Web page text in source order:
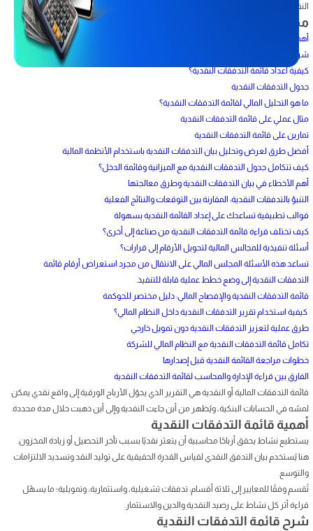
النقدية.
محتويات المقال
أهمية قائمة التدفقات النقدية
شرح قائمة التدفقات النقدية
كيفية اعداد قائمة التدفقات النقدية؟
جدول التدفقات النقدية
ما هو التحليل المالي لقائمة التدفقات النقدية؟
مثال عملي على قائمة التدفقات النقدية
تمارين على قائمة التدفقات النقدية
أفضل طرق لعرض وتحليل بيان التدفقات النقدية باستخدام الأنظمة المالية
كيف تتكامل جدول التدفقات النقدية مع الميزانية وقائمة الدخل؟
أهم الأخطاء في بيان التدفقات النقدية وطرق معالجتها
التنبؤ بالتدفقات النقدية: المقارنة بين التوقعات والنتائج الفعلية
قوالب تطبيقية تساعدك على إعداد القائمة النقدية بسهولة
كيف تختلف قراءة قائمة التدفقات النقدية من صناعة إلى أخرى؟
أسئلة تنفيذية للمجالس المالية لتحويل الأرقام إلى قرارات؟
تساعد هذه الأسئلة المجلس المالي على الانتقال من مجرد استعراض أرقام قائمة
التدفقات النقدية إلى وضع خطط عملية قابلة للتنفيذ.
قائمة التدفقات النقدية والإفصاح المالي: دليل مختصر للحوكمة
كيفية استخدام تقرير التدفقات النقدية داخل النظام المالي؟
طرق عملية لتعزيز التدفقات النقدية دون تمويل خارجي
تكامل قائمة التدفقات النقدية مع النظام المالي للشركة
خطوات مراجعة القائمة النقدية قبل إصدارها
الفارق بين قراءة الإدارة والمحاسب لقائمة التدفقات النقدية
قائمة التدفقات المالية أو النقدية هي التقرير الذي يحوّل الأرباح الورقية إلى واقع نقدي يمكن
لمسُه في الحسابات البنكية، ويُظهر من أين جاءت النقدية وإلى أين ذهبت خلال مدة محددة.
أهمية قائمة التدفقات النقدية
يستطيع نشاط يحقق أرباحًا محاسبية أن يتعثر نقديًا بسبب تأخر التحصيل أو زيادة المخزون.
هنا يُستخدم بيان التدفق النقدي لقياس القدرة الحقيقية على توليد النقد وتسديد الالتزامات
والتوسع.
تُقسم وفقًا للمعايير إلى ثلاثة أقسام: تدفقات تشغيلية، واستثمارية، وتمويلية؛ ما يسهّل
قراءة أثر كل نشاط على رصيد النقدية والدين والاستثمار.
شرح قائمة التدفقات النقدية